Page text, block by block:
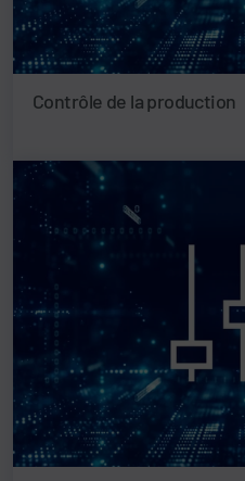
Contrôle de la production